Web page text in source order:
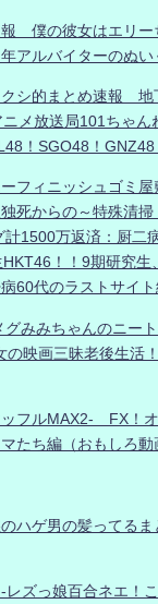
僕の彼女はエリー
アルバイターのぬ
シ的まとめ速報 地
メ放送局101ちゃん
！SGO48！
フィニッシュゴミ屋
死からの～特殊清
1500万返済：厨二
！！9期研究生
60代のラストサイ
みみちゃんのニー
の映画三昧老後生活
フルMAX2- FX！
たち編（おもしろ動
ハゲ男の髪ってるま
レズっ娘百合ネエ！